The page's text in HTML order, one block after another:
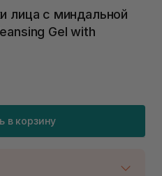
лица с миндальной
Gel with
в корзину